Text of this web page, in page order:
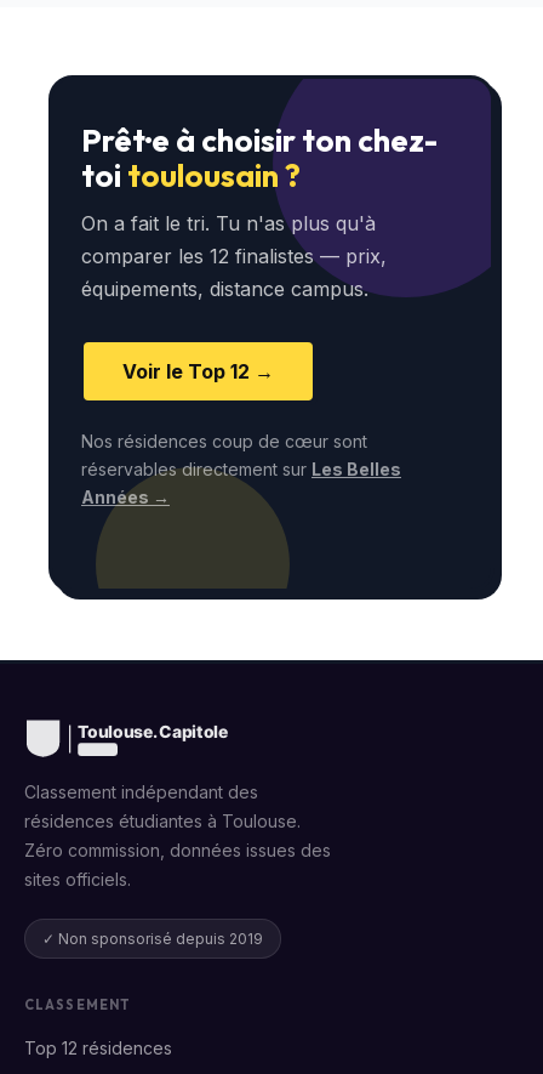
Prêt·e à choisir ton chez-
toi toulousain ?
On a fait le tri. Tu n'as plus qu'à
comparer les 12 finalistes — prix,
équipements, distance campus.
Voir le Top 12 →
Nos résidences coup de cœur sont
réservables directement sur Les Belles
Années →
Classement indépendant des
résidences étudiantes à Toulouse.
Zéro commission, données issues des
sites officiels.
✓ Non sponsorisé depuis 2019
CLASSEMENT
Top 12 résidences